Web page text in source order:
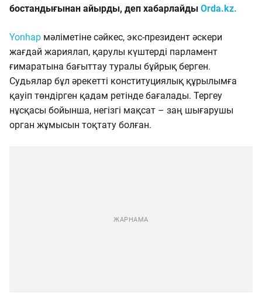
бостандығынан айырды, деп хабарлайды Orda.kz.
Yonhap мәліметіне сәйкес, экс-президент әскери
жағдай жариялап, қарулы күштерді парламент
ғимаратына бағыттау туралы бұйрық берген.
Судьялар бұл әрекетті конституциялық құрылымға
қауіп төндірген қадам ретінде бағалады. Тергеу
нұсқасы бойынша, негізгі мақсат – заң шығарушы
орган жұмысын тоқтату болған.